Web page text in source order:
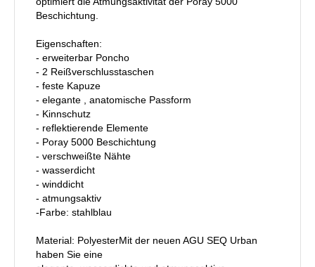
Beschichtung.
Eigenschaften:
- erweiterbar Poncho
- 2 Reißverschlusstaschen
- feste Kapuze
- elegante , anatomische Passform
- Kinnschutz
- reflektierende Elemente
- Poray 5000 Beschichtung
- verschweißte Nähte
- wasserdicht
- winddicht
- atmungsaktiv
-Farbe: stahlblau
Material: PolyesterMit der neuen AGU SEQ Urban
haben Sie eine